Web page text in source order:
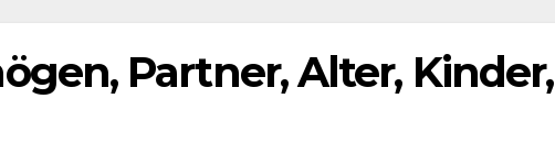
Partner, Alter, Kinder,